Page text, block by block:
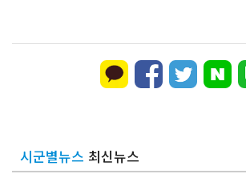
시군별뉴스 최신뉴스